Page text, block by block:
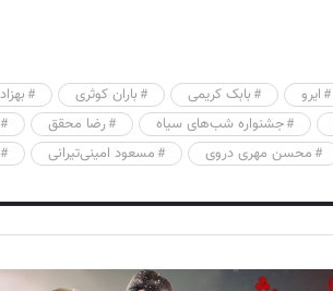
ایرو بابک کریمی باران کوثری
جشنواره شب‌های سیاه رضا محقق
محسن مهری دروی مسعود امینی‌تیرانی